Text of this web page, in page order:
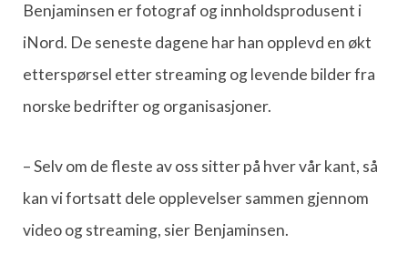
Benjaminsen er fotograf og innholdsprodusent i
iNord. De seneste dagene har han opplevd en økt
etterspørsel etter streaming og levende bilder fra
norske bedrifter og organisasjoner.
– Selv om de fleste av oss sitter på hver vår kant, så
kan vi fortsatt dele opplevelser sammen gjennom
video og streaming, sier Benjaminsen.